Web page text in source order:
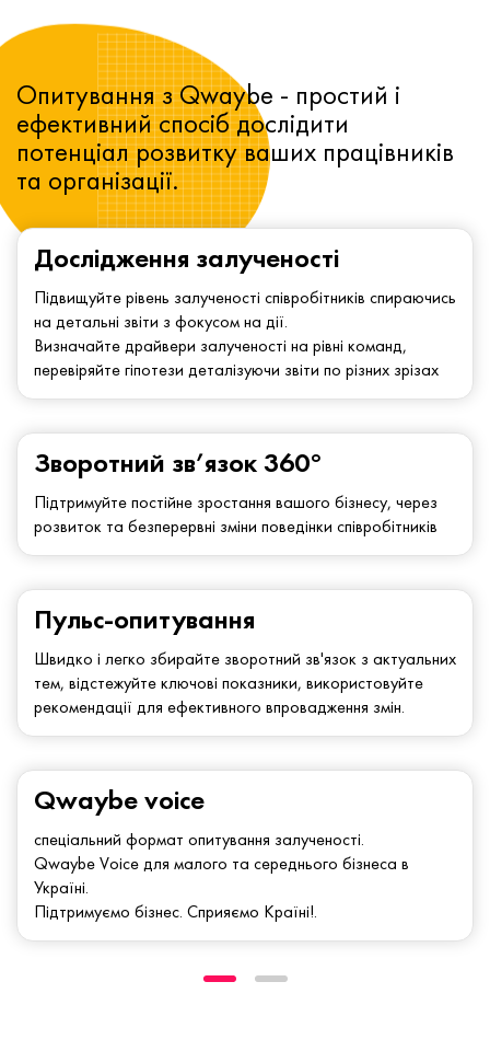
Дослідження залученості
Підвищуйте рівень залученості співробітників спираючись
на детальні звіти з фокусом на дії.
Визначайте драйвери залученості на рівні команд,
перевіряйте гіпотези деталізуючи звіти по різних зрізах
Зворотний зв’язок 360°
Підтримуйте постійне зростання вашого бізнесу, через
розвиток та безперервні зміни поведінки співробітників
Опитування з Qwaybe - простий і
ефективний спосіб дослідити
потенціал розвитку ваших працівників
та організації.
Qwaybe voice
спеціальний формат опитування залученості.
Qwaybe Voice для малого та середнього бізнеса в
Україні.
Підтримуємо бізнес. Сприяємо Країні!.
Пульс-опитування
Швидко і легко збирайте зворотний зв'язок з актуальних
тем, відстежуйте ключові показники, використовуйте
рекомендації для ефективного впровадження змін.